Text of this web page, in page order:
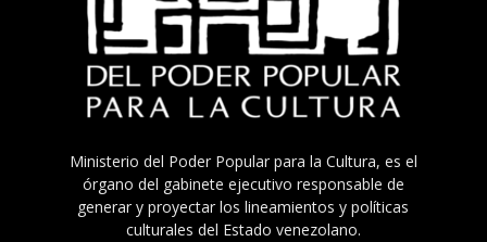
Ministerio del Poder Popular para la Cultura, es el
órgano del gabinete ejecutivo responsable de
generar y proyectar los lineamientos y políticas
culturales del Estado venezolano.